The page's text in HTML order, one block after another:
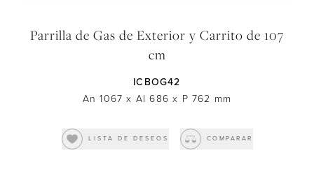
Parrilla de Gas de Exterior y Carrito de 107
cm
ICBOG42
An 1067 x Al 686 x P 762 mm
LISTA DE DESEOS COMPARAR